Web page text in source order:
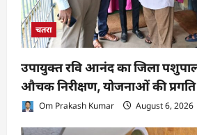
चतरा
उपायुक्त रवि आनंद का जिला
औचक निरीक्षण, योजनाओं की प्रगति
Om Prakash Kumar August 6, 2026